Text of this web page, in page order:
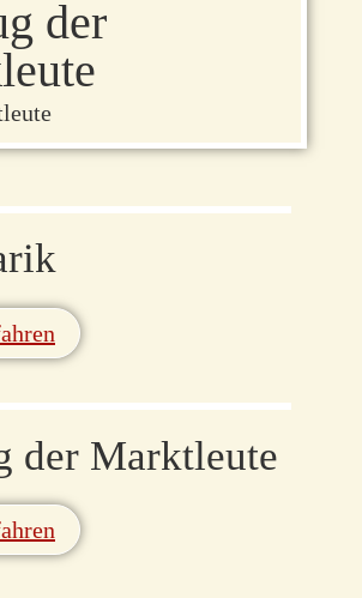
der
der Marktleute